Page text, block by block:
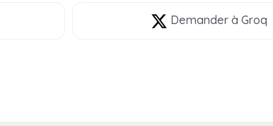
Demander à Groq